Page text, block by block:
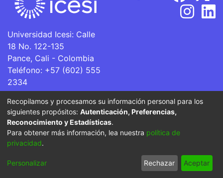
Universidad Icesi: Calle
18 No. 122-135
Pance, Cali - Colombia
Teléfono: +57 (602) 555
2334
ventanillaunica@icesi.edu.co
La Universidad Icesi es una Institución de Educación
Superior que se encuentra sujeta a inspección y vigilancia
por parte del Ministerio de Educación Nacional.
Cookie
End User
Agreement
Send
Feedback
Recopilamos y procesamos su información personal para los
siguientes propósitos: Autenticación, Preferencias,
Reconocimiento y Estadísticas.
Para obtener más información, lea nuestra política de
privacidad.
Personalizar Rechazar Aceptar